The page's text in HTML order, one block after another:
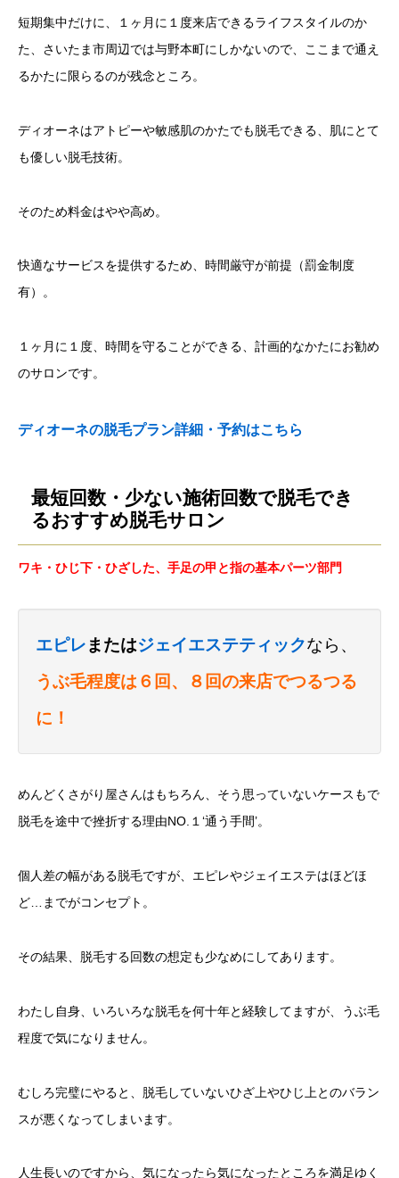
短期集中だけに、１ヶ月に１度来店できるライフスタイルのか
た、さいたま市周辺では与野本町にしかないので、ここまで通え
るかたに限らるのが残念ところ。
ディオーネはアトピーや敏感肌のかたでも脱毛できる、肌にとて
も優しい脱毛技術。
そのため料金はやや高め。
快適なサービスを提供するため、時間厳守が前提（罰金制度
有）。
１ヶ月に１度、時間を守ることができる、計画的なかたにお勧め
のサロンです。
ディオーネの脱毛プラン詳細・予約はこちら
最短回数・少ない施術回数で脱毛でき
るおすすめ脱毛サロン
ワキ・ひじ下・ひざした、手足の甲と指の基本パーツ部門
エピレまたはジェイエステティックなら、
うぶ毛程度は６回、８回の来店でつるつる
に！
めんどくさがり屋さんはもちろん、そう思っていないケースもで
脱毛を途中で挫折する理由NO.１‘通う手間’。
個人差の幅がある脱毛ですが、エピレやジェイエステはほどほ
ど…までがコンセプト。
その結果、脱毛する回数の想定も少なめにしてあります。
わたし自身、いろいろな脱毛を何十年と経験してますが、うぶ毛
程度で気になりません。
むしろ完璧にやると、脱毛していないひざ上やひじ上とのバラン
スが悪くなってしまいます。
人生長いのですから、気になったら気になったところを満足ゆく